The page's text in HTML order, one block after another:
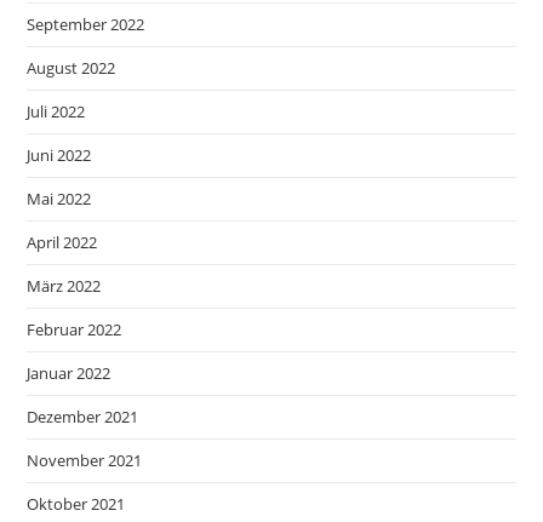
September 2022
August 2022
Juli 2022
Juni 2022
Mai 2022
April 2022
März 2022
Februar 2022
Januar 2022
Dezember 2021
November 2021
Oktober 2021